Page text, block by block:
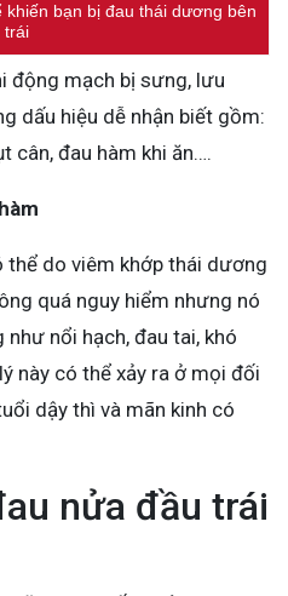
bạn bị đau thái dương bên
trái
động mạch bị sưng, lưu
dấu hiệu dễ nhận biết gồm:
cân, đau hàm khi ăn….
do viêm khớp thái dương
quá nguy hiểm nhưng nó
nổi hạch, đau tai, khó
này có thể xảy ra ở mọi đối
dậy thì và mãn kinh có
nửa đầu trái